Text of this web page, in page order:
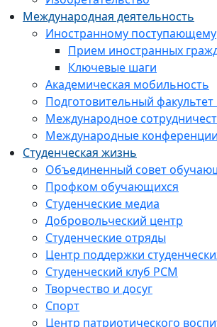
Международная деятельность
Иностранному поступающему
Прием иностранных
Ключевые шаги
Академическая мобильность
Подготовительный
Международное
Международные конференции
Студенческая жизнь
Объединенный совет
Профком обучающихся
Студенческие медиа
Добровольческий центр
Студенческие отряды
Центр поддержки
Студенческий клуб РСМ
Творчество и досуг
Спорт
Центр патриотического